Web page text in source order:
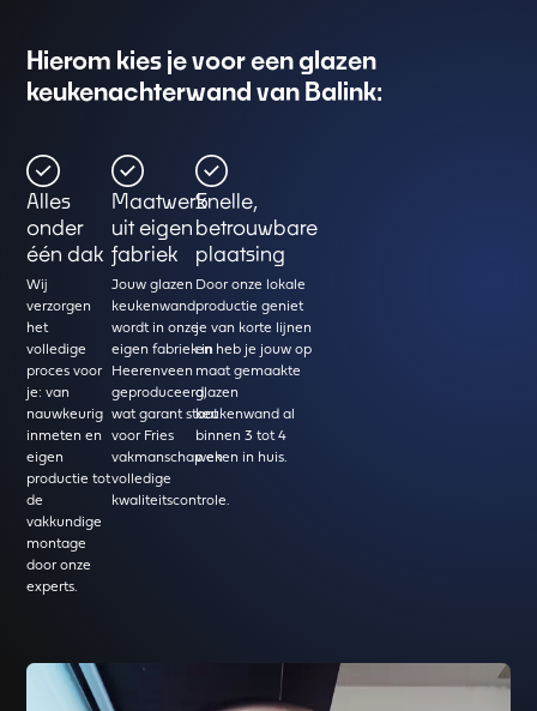
Hierom kies je voor een glazen
keukenachterwand van Balink:
Alles
onder
één dak
Wij
verzorgen
het
volledige
proces voor
je: van
nauwkeurig
inmeten en
eigen
productie tot
de
vakkundige
montage
door onze
experts.
Maatwerk
uit eigen
fabriek
Jouw glazen
keukenwand
wordt in onze
eigen fabriek in
Heerenveen
geproduceerd,
wat garant staat
voor Fries
vakmanschap en
volledige
kwaliteitscontrole.
Snelle,
betrouwbare
plaatsing
Door onze lokale
productie geniet
je van korte lijnen
en heb je jouw op
maat gemaakte
glazen
keukenwand al
binnen 3 tot 4
weken in huis.